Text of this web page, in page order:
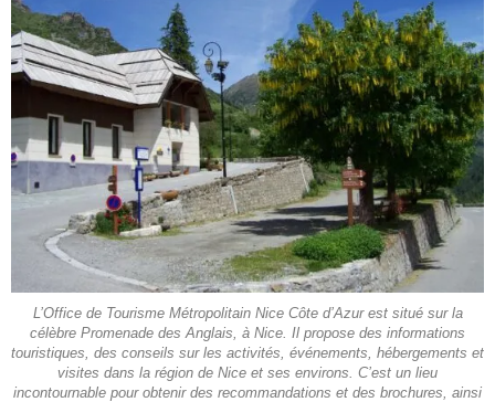
L’Office de Tourisme Métropolitain Nice Côte d’Azur est situé sur la
célèbre Promenade des Anglais, à Nice. Il propose des informations
touristiques, des conseils sur les activités, événements, hébergements et
visites dans la région de Nice et ses environs. C’est un lieu
incontournable pour obtenir des recommandations et des brochures, ainsi